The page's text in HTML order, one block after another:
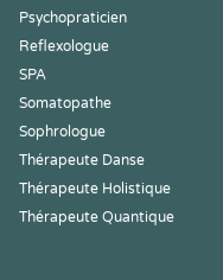
Psychopraticien
Reflexologue
SPA
Somatopathe
Sophrologue
Thérapeute Danse
Thérapeute Holistique
Thérapeute Quantique